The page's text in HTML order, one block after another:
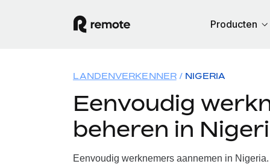
Producten
LANDENVERKENNER NIGERIA
Eenvoudig
beheren in
Eenvoudig werknemers aannemen in